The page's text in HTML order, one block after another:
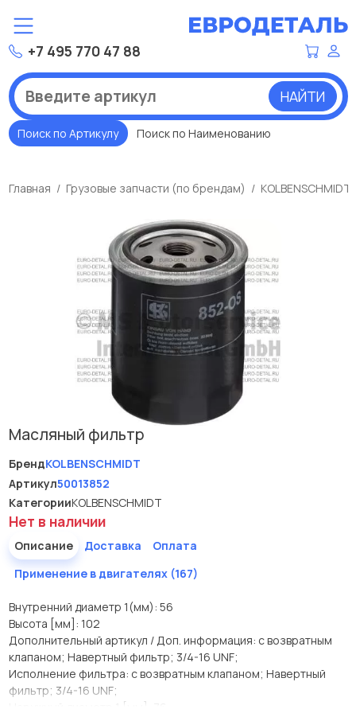
+7 495 770 47 88
НАЙТИ
Поиск по Артикулу Поиск по Наименованию
Главная Грузовые запчасти (по брендам) KOLBENSCHMIDT
Масляный фильтр
БрендKOLBENSCHMIDT
Артикул50013852
КатегорииKOLBENSCHMIDT
Нет в наличии
Описание Доставка
Оплата
Применение в двигателях (167)
Внутренний диаметр 1(мм): 56
Высота [мм]: 102
Дополнительный артикул / Доп. информация: с возвратным
клапаном; Навертный фильтр; 3/4-16 UNF;
Исполнение фильтра: с возвратным клапаном; Навертный
фильтр; 3/4-16 UNF;
Наружный диаметр 1 [мм]: 76